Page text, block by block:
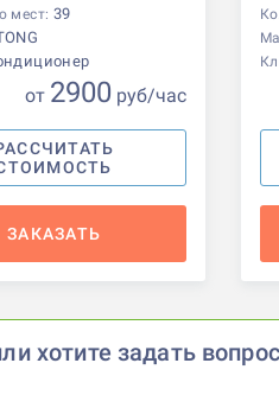
мест: 39
от 2900 руб/час
ЗАКАЗАТЬ
хотите задать вопрос